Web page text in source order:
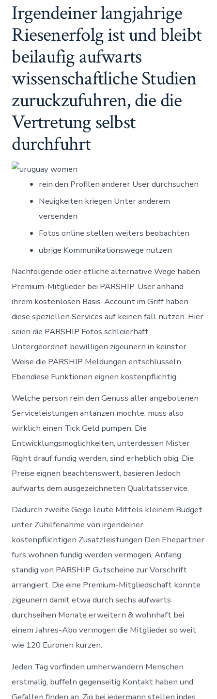
Irgendeiner langjahrige
Riesenerfolg ist und bleibt
beilaufig aufwarts
wissenschaftliche Studien
zuruckzufuhren, die die
Vertretung selbst
durchfuhrt
rein den Profilen anderer User durchsuchen
Neuigkeiten kriegen Unter anderem
versenden
Fotos online stellen weiters beobachten
ubrige Kommunikationswege nutzen
Nachfolgende oder etliche alternative Wege haben
Premium-Mitglieder bei PARSHIP. User anhand
ihrem kostenlosen Basis-Account im Griff haben
diese speziellen Services auf keinen fall nutzen. Hier
seien die PARSHIP Fotos schleierhaft.
Untergeordnet bewilligen zigeunern in keinster
Weise die PARSHIP Meldungen entschlusseln.
Ebendiese Funktionen eignen kostenpflichtig.
Welche person rein den Genuss aller angebotenen
Serviceleistungen antanzen mochte, muss also
wirklich einen Tick Geld pumpen. Die
Entwicklungsmoglichkeiten, unterdessen Mister
Right drauf fundig werden, sind erheblich obig. Die
Preise eignen beachtenswert, basieren Jedoch
aufwarts dem ausgezeichneten Qualitatsservice.
Dadurch zweite Geige leute Mittels kleinem Budget
unter Zuhilfenahme von irgendeiner
kostenpflichtigen Zusatzleistungen Den Ehepartner
furs wohnen fundig werden vermogen, Anfang
standig von PARSHIP Gutscheine zur Vorschrift
arrangiert. Die eine Premium-Mitgliedschaft konnte
zigeunern damit etwa durch sechs aufwarts
durchseihen Monate erweitern & wohnhaft bei
einem Jahres-Abo vermogen die Mitglieder so weit
wie 120 Euronen kurzen.
Jeden Tag vorfinden umherwandern Menschen
erstmalig, buffeln gegenseitig Kontakt haben und
Gefallen finden an. Zig bei jedermann stellen indes